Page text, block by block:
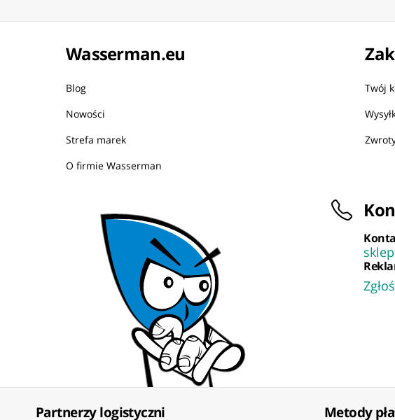
Wasserman.eu
Blog
Nowości
Strefa marek
O firmie Wasserman
Twój
Partnerzy logistyczni Metody